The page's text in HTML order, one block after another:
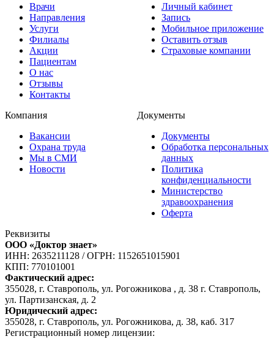
Врачи
Направления
Услуги
Филиалы
Акции
Пациентам
О нас
Отзывы
Контакты
Личный кабинет
Запись
Мобильное приложение
Оставить отзыв
Страховые компании
Компания
Вакансии
Охрана труда
Мы в СМИ
Новости
Документы
Документы
Обработка персональных
данных
Политика
конфиденциальности
Министерство
здравоохранения
Оферта
Реквизиты
ООО «Доктор знает»
ИНН: 2635211128 /ОГРН: 1152651015901
КПП: 770101001
Фактический адрес:
355028, г. Ставрополь, ул. Рогожникова , д. 38 г. Ставрополь,
ул. Партизанская, д. 2
Юридический адрес:
355028, г. Ставрополь, ул. Рогожникова, д. 38, каб. 317
Регистрационный номер лицензии: